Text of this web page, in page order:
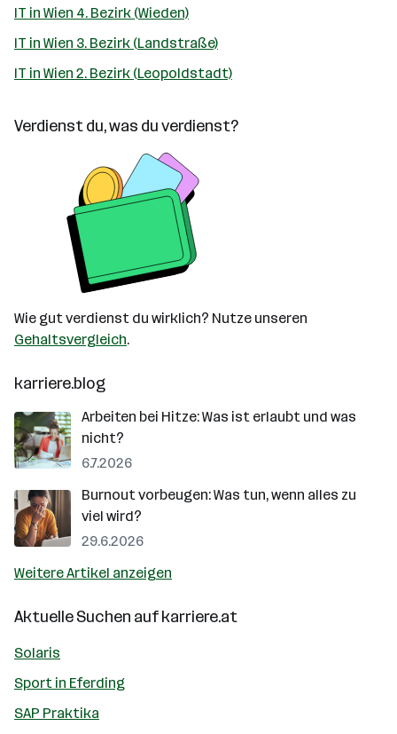
IT in Wien 4. Bezirk (Wieden)
IT in Wien 3. Bezirk (Landstraße)
IT in Wien 2. Bezirk (Leopoldstadt)
Verdienst du, was du verdienst?
Wie gut verdienst du wirklich? Nutze unseren
Gehaltsvergleich.
karriere.blog
Arbeiten bei Hitze: Was ist erlaubt und was
nicht?
6.7.2026
Burnout vorbeugen: Was tun, wenn alles zu
viel wird?
29.6.2026
Weitere Artikel anzeigen
Aktuelle Suchen aufkarriere.at
Solaris
Sport in Eferding
SAP Praktika